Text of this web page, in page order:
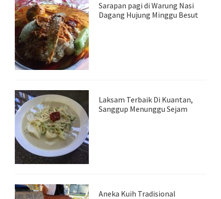
Sarapan pagi di Warung Nasi
Dagang Hujung Minggu Besut
Laksam Terbaik Di Kuantan,
Sanggup Menunggu Sejam
Aneka Kuih Tradisional